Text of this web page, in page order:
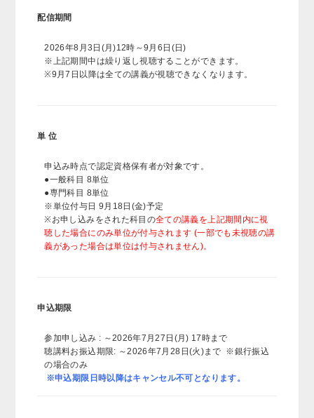
配信期間
2026年8月3日(月)12時～9月6日(日)
※上記期間中は繰り返し視聴することができます。
※9月7日以降は全ての講義が視聴できなくなります。
単 位
申込み時点で認定資格保有者が対象です。
●一般科目 8単位
●専門科目 8単位
※単位付与日 9月18日(金)予定
※お申し込みをされた科目の全ての講義を上記期間内に視
聴した場合にのみ単位が付与されます (一部でも未視聴の講
義があった場合は単位は付与されません)。
申込期限
参加申し込み : ～2026年7月27日(月) 17時まで
聴講料お振込期限: ～2026年7月28日(火)まで ※銀行振込
の場合のみ
※申込期限日時以降はキャンセル不可となります。